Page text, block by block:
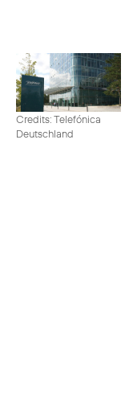
Credits: Telefónica
Deutschland